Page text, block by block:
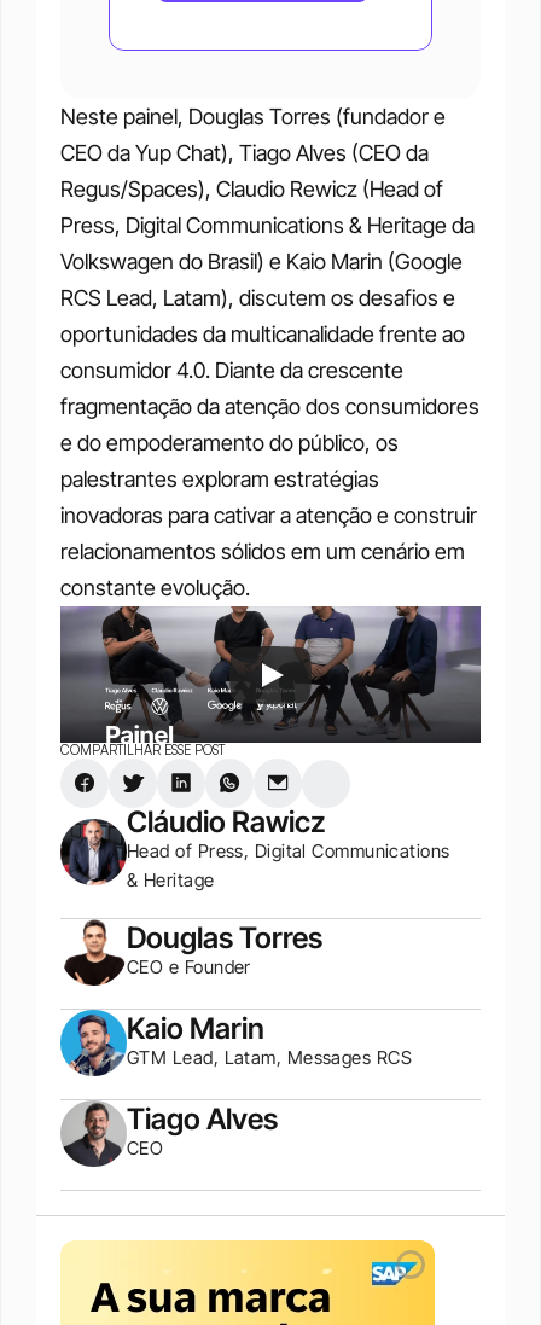
Neste painel, Douglas Torres (fundador e
CEO da Yup Chat), Tiago Alves (CEO da
Regus/Spaces), Claudio Rewicz (Head of
Press, Digital Communications & Heritage da
Volkswagen do Brasil) e Kaio Marin (Google
RCS Lead, Latam), discutem os desafios e
oportunidades da multicanalidade frente ao
consumidor 4.0. Diante da crescente
fragmentação da atenção dos consumidores
e do empoderamento do público, os
palestrantes exploram estratégias
inovadoras para cativar a atenção e construir
relacionamentos sólidos em um cenário em
constante evolução.
COMPARTILHAR ESSE POST
Cláudio Rawicz
Head of Press, Digital Communications
& Heritage
Douglas Torres
CEO e Founder
Kaio Marin
GTM Lead, Latam, Messages RCS
Tiago Alves
CEO